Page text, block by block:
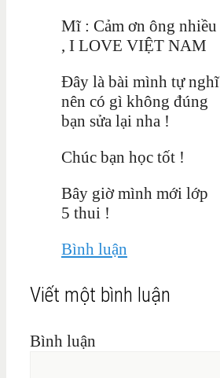
Mĩ : Cảm ơn ông nhiều
, I LOVE VIỆT NAM
Đây là bài mình tự nghĩ
nên có gì không đúng
bạn sửa lại nha !
Chúc bạn học tốt !
Bây giờ mình mới lớp
5 thui !
Bình luận
Viết một bình luận
Bình luận